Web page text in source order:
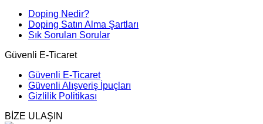
Doping Nedir?
Doping Satın Alma Şartları
Sık Sorulan Sorular
Güvenli E-Ticaret
Güvenli E-Ticaret
Güvenli Alışveriş İpuçları
Gizlilik Politikası
BİZE ULAŞIN